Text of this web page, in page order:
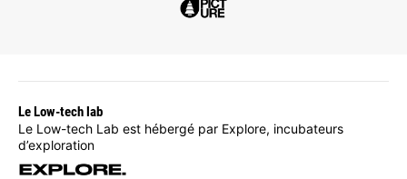
Le Low-tech lab
Le Low-tech Lab est hébergé par Explore, incubateurs
d’exploration